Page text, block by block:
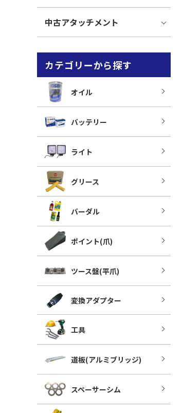
中古アタッチメント
カテゴリーから探す
オイル
バッテリー
ライト
グリース
バーダル
ポイント(爪)
ツース盤(平爪)
変換アダプター
工具
道板(アルミブリッジ)
スペーサーシム